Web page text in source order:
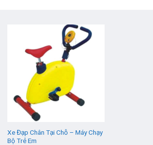
Xe Đạp Chân Tại Chỗ – Máy Chạy
Bộ Trẻ Em